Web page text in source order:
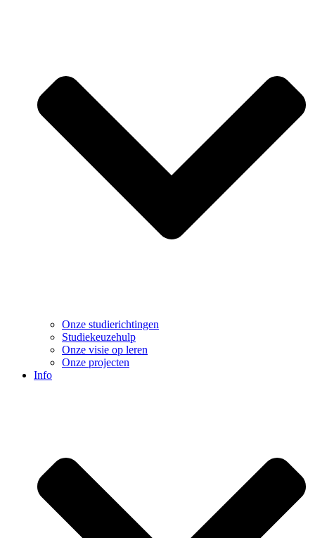
Onze studierichtingen
Studiekeuzehulp
Onze visie op leren
Onze projecten
Info